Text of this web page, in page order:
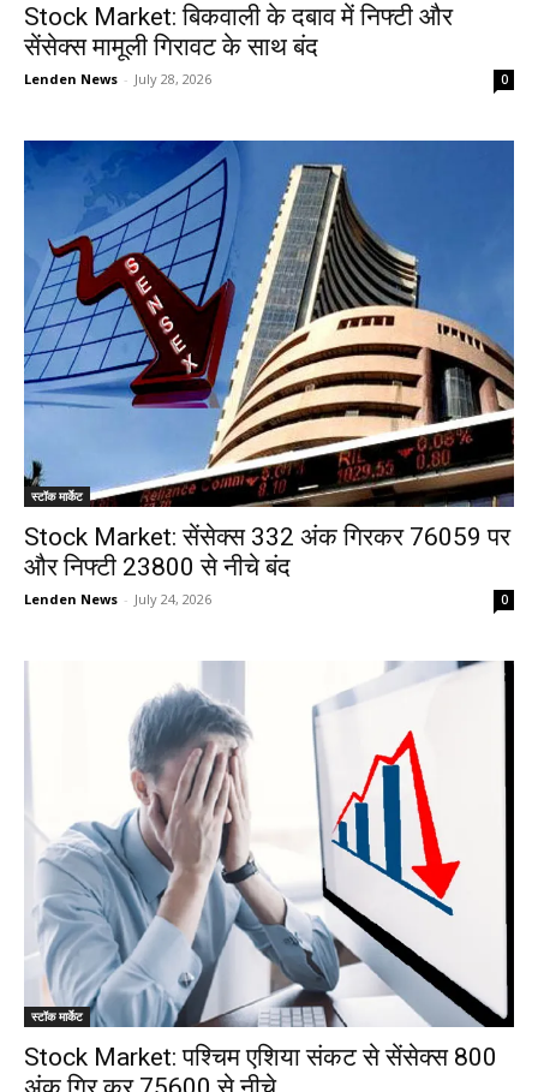
Stock Market: बिकवाली के दबाव में निफ्टी और
सेंसेक्स मामूली गिरावट के साथ बंद
Lenden News - July 28, 2026 0
स्टॉक मार्केट
Stock Market: सेंसेक्स 332 अंक गिरकर 76059 पर
और निफ्टी 23800 से नीचे बंद
Lenden News - July 24, 2026 0
स्टॉक मार्केट
Stock Market: पश्चिम एशिया संकट से सेंसेक्स 800